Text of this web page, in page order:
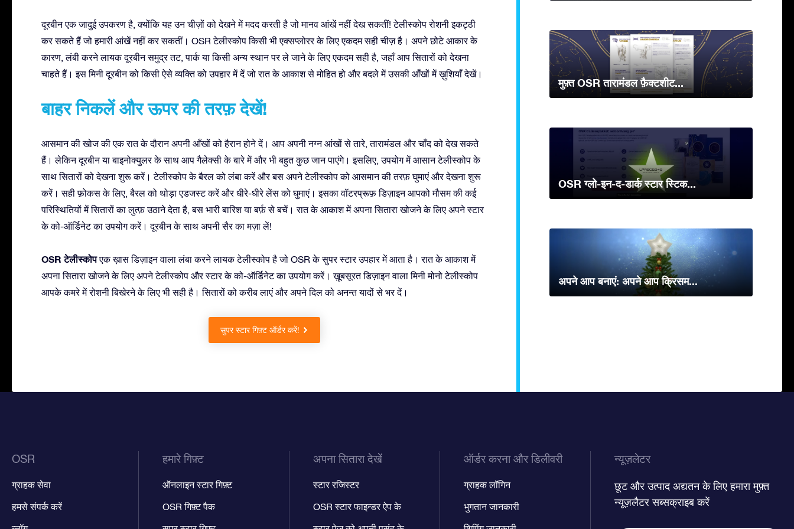
दूरबीन एक जादुई उपकरण है, क्योंकि यह उन चीज़ों को देखने में मदद करती है जो मानव आंखें नहीं देख सकतीं! टेलीस्कोप रोशनी इकट्ठी
कर सकते हैं जो हमारी आंखें नहीं कर सकतीं। OSR टेलीस्कोप किसी भी एक्सप्लोरर के लिए एकदम सही चीज़ है। अपने छोटे आकार के
कारण, लंबी करने लायक दूरबीन समुद्र तट, पार्क या किसी अन्य स्थान पर ले जाने के लिए एकदम सही है, जहाँ आप सितारों को देखना
चाहते हैं। इस मिनी दूरबीन को किसी ऐसे व्यक्ति को उपहार में दें जो रात के आकाश से मोहित हो और बदले में उसकी आँखों में ख़ुशियाँ देखें।
बाहर निकलें और ऊपर की तरफ़ देखें!
आसमान की खोज की एक रात के दौरान अपनी आँखों को हैरान होने दें। आप अपनी नग्न आंखों से तारे, तारामंडल और चाँद को देख सकते
हैं। लेकिन दूरबीन या बाइनोक्युलर के साथ आप गैलेक्सी के बारे में और भी बहुत कुछ जान पाएंगे। इसलिए, उपयोग में आसान टेलीस्कोप के
साथ सितारों को देखना शुरू करें। टेलीस्कोप के बैरल को लंबा करें और बस अपने टेलीस्कोप को आसमान की तरफ़ घुमाएं और देखना शुरू
करें। सही फ़ोकस के लिए, बैरल को थोड़ा एडजस्ट करें और धीरे-धीरे लेंस को घुमाएं। इसका वॉटरप्रूफ़ डिज़ाइन आपको मौसम की कई
परिस्थितियों में सितारों का लुत्फ़ उठाने देता है, बस भारी बारिश या बर्फ़ से बचें। रात के आकाश में अपना सितारा खोजने के लिए अपने स्टार
के को-ऑर्डिनेट का उपयोग करें। दूरबीन के साथ अपनी सैर का मज़ा लें!
OSR टेलीस्कोपएक ख़ास डिज़ाइन वाला लंबा करने लायक टेलीस्कोप है जो OSR के सुपर स्टार उपहार में आता है। रात के आकाश में
अपना सितारा खोजने के लिए अपने टेलीस्कोप और स्टार के को-ऑर्डिनेट का उपयोग करें। ख़ूबसूरत डिज़ाइन वाला मिनी मोनो टेलीस्कोप
आपके कमरे में रोशनी बिखेरने के लिए भी सही है। सितारों को करीब लाएं और अपने दिल को अनन्त यादों से भर दें।
सुपर स्टार गिफ़्ट ऑर्डर करें!
मुफ़्त OSR तारामंडल फ़ैक्टशीट...
OSR ग्लो-इन-द-डार्क स्टार स्टिक...
अपने आप बनाएं: अपने आप क्रिसम...
OSR
ग्राहक सेवा
हमसे संपर्क करें
हमारे गिफ़्ट
ऑनलाइन स्टार गिफ़्ट
OSR गिफ़्ट पैक
अपना सितारा देखें
स्टार रजिस्टर
OSR स्टार फाइन्डर ऐप के
ऑर्डर करना और डिलीवरी
ग्राहक लॉगिन
भुगतान जानकारी
न्यूज़लेटर
छूट और उत्पाद अद्यतन के लिए हमारा मुफ़्त
न्यूज़लैटर सब्सक्राइब करें